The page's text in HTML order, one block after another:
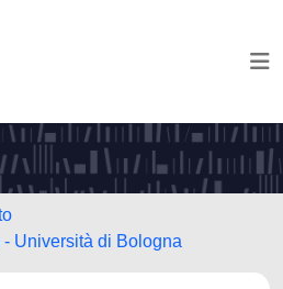
Università di Bologna